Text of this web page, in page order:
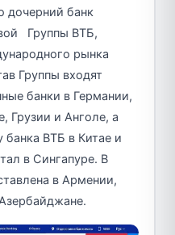
дочерний банк
Группы ВТБ,
рынка
Группы входят
банки в Германии,
Грузии и Анголе, а
ВТБ в Китае и
в Сингапуре. В
в Армении,